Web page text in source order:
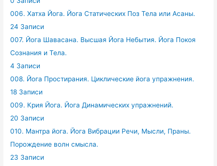
006. Хатха Йога. Йога Статических Поз Тела или Асаны.
24 Записи
007. Йога Шавасана. Высшая Йога Небытия. Йога Покоя
Сознания и Тела.
4 Записи
008. Йога Простирания. Циклические йога упражнения.
18 Записи
009. Крия Йога. Йога Динамических упражнений.
20 Записи
010. Мантра йога. Йога Вибрации Речи, Мысли, Праны.
Порождение волн смысла.
23 Записи